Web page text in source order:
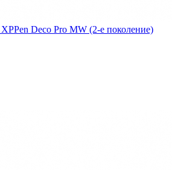
Deco Pro MW (2-е поколение)